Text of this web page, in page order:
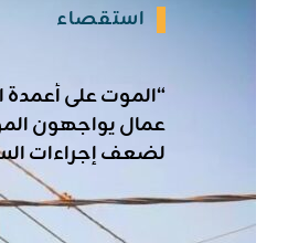
استقصاء
“الموت على أعمدة
عمال يواجهون
لضعف إجراءات